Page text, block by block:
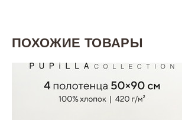
ПОХОЖИЕ ТОВАРЫ